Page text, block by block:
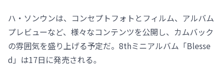
ハ・ソンウンは、コンセプトフォトとフィルム、アルバム
プレビューなど、様々なコンテンツを公開し、カムバック
の雰囲気を盛り上げる予定だ。8thミニアルバム「Blesse
d」は17日に発売される。